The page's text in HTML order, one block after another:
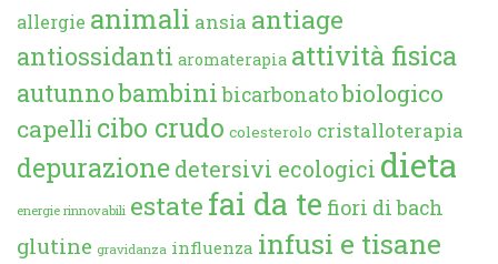
allergie animali ansia antiage
antiossidanti aromaterapia attività fisica
autunnobambini bicarbonatobiologico
capelli cibo crudo colesterolo cristalloterapia
depurazione detersivi ecologici dieta
energie rinnovabili estate fai da te fiori di bach
glutine gravidanza influenza infusi e tisane